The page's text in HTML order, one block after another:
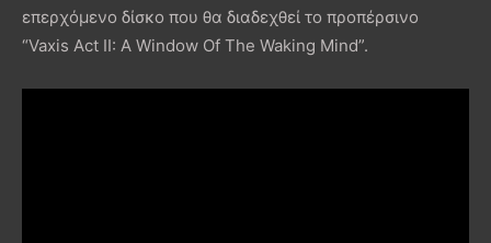
επερχόμενο δίσκο που θα διαδεχθεί το προπέρσινο
“Vaxis Act II: A Window Of The Waking Mind”.